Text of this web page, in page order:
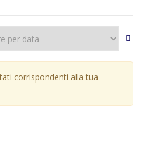
corrispondenti alla tua